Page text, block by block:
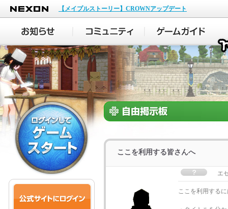
NEXON
【メイプルストーリー】CROWNアップデート
ここを利用する皆さんへ
エ
ここを利用する